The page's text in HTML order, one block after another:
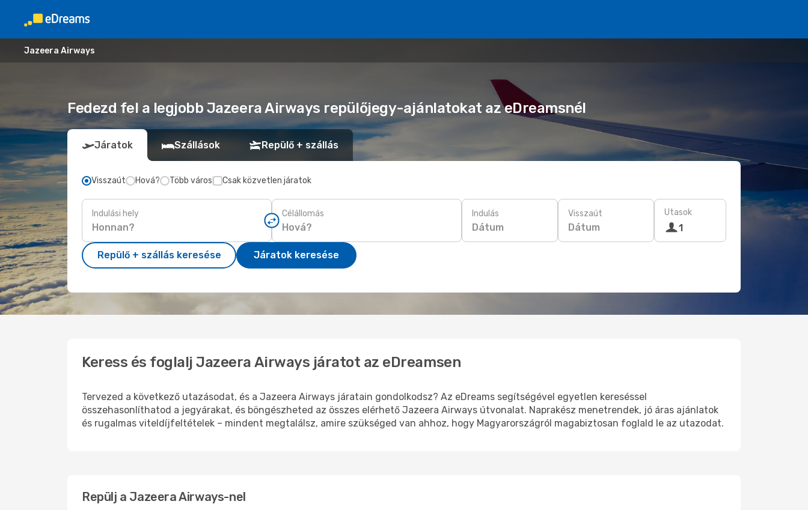
Jazeera Airways
Fedezd fel a legjobb Jazeera Airways repülőjegy-ajánlatokat az eDreamsnél
Járatok Szállások Repülő + szállás
Visszaút Hová? Több város Csak közvetlen járatok
Indulási hely Célállomás Indulás
Dátum
Visszaút
Dátum
Utasok
1
Repülő + szállás keresése Járatok keresése
Keress és foglalj Jazeera Airways járatot az eDreamsen
Tervezed a következő utazásodat, és a Jazeera Airways járatain gondolkodsz? Az eDreams segítségével egyetlen kereséssel
összehasonlíthatod a jegyárakat, és böngészheted az összes elérhető Jazeera Airways útvonalat. Naprakész menetrendek, jó áras ajánlatok
és rugalmas viteldíjfeltételek – mindent megtalálsz, amire szükséged van ahhoz, hogy Magyarországról magabiztosan foglald le az utazodat.
Repülj a Jazeera Airways-nel